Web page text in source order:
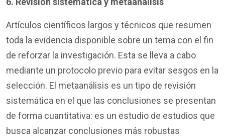
Artículos científicos largos y técnicos que resumen
toda la evidencia disponible sobre un tema con el fin
de reforzar la investigación. Esta se lleva a cabo
mediante un protocolo previo para evitar sesgos en la
selección. El metaanálisis es un tipo de revisión
sistemática en el que las conclusiones se presentan
de forma cuantitativa: es un estudio de estudios que
busca alcanzar conclusiones más robustas